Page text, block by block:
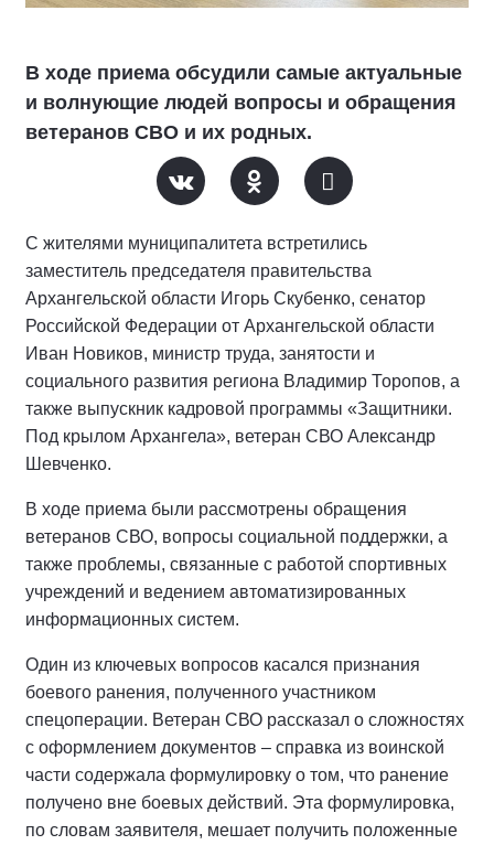
В ходе приема обсудили самые актуальные
и волнующие людей вопросы и обращения
ветеранов СВО и их родных.
С жителями муниципалитета встретились
заместитель председателя правительства
Архангельской области Игорь Скубенко, сенатор
Российской Федерации от Архангельской области
Иван Новиков, министр труда, занятости и
социального развития региона Владимир Торопов, а
также выпускник кадровой программы «Защитники.
Под крылом Архангела», ветеран СВО Александр
Шевченко.
В ходе приема были рассмотрены обращения
ветеранов СВО, вопросы социальной поддержки, а
также проблемы, связанные с работой спортивных
учреждений и ведением автоматизированных
информационных систем.
Один из ключевых вопросов касался признания
боевого ранения, полученного участником
спецоперации. Ветеран СВО рассказал о сложностях
с оформлением документов – справка из воинской
части содержала формулировку о том, что ранение
получено вне боевых действий. Эта формулировка,
по словам заявителя, мешает получить положенные